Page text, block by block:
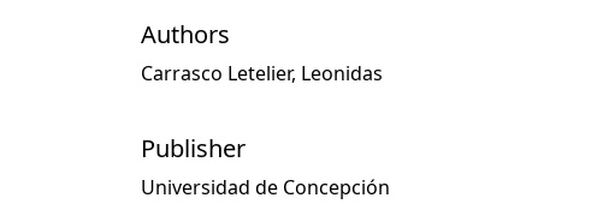
Authors
Carrasco Letelier, Leonidas
Publisher
Universidad de Concepción